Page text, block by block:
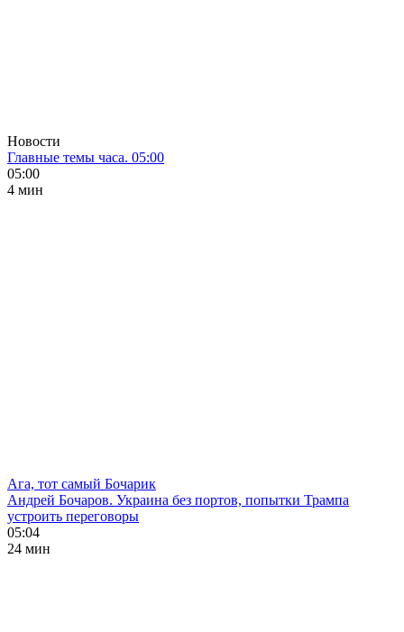
Новости
Главные темы часа. 05:00
05:00
4 мин
Ага, тот самый Бочарик
Андрей Бочаров. Украина без портов, попытки Трампа
устроить переговоры
05:04
24 мин